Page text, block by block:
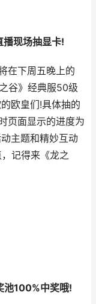
现场抽显卡!
下周五晚上的
谷》经典服50级
欧皇们!具体抽的
页面显示的进度为
主题和精妙互动
记得来《龙之
池100%中奖哦!